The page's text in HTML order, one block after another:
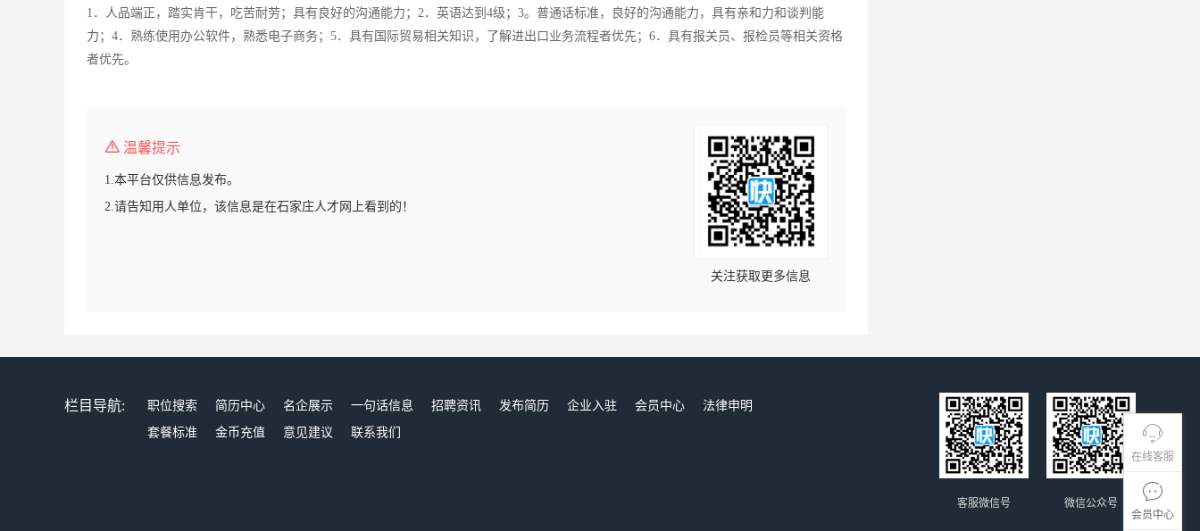
在线客服
会员中心
1．人品端正，踏实肯干，吃苦耐劳；具有良好的沟通能力；2．英语达到4级；3。普通话标准，良好的沟通能力，具有亲和力和谈判能
力；4．熟练使用办公软件，熟悉电子商务；5．具有国际贸易相关知识，了解进出口业务流程者优先；6．具有报关员、报检员等相关资格
者优先。
温馨提示
1.本平台仅供信息发布。
2.请告知用人单位，该信息是在石家庄人才网上看到的！
关注获取更多信息
栏目导航: 职位搜索 简历中心 名企展示 一句话信息 招聘资讯 发布简历 企业入驻 会员中心
法律申明
套餐标准
金币充值 意见建议 联系我们
微信公众号
客服微信号